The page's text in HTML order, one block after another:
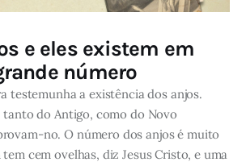
e eles existem em
número
testemunha a existência dos anjos.
tanto do Antigo, como do Novo
no. O número dos anjos é muito
tem cem ovelhas, diz Jesus Cristo, e uma